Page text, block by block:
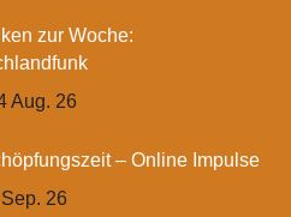
zur Woche:
Aug. 26
– Online Impulse
26